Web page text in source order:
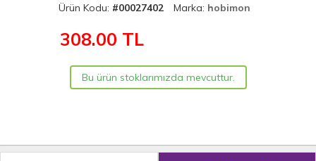
Ürün Kodu: #00027402 Marka: hobimon
308.00 TL
Bu ürün stoklarımızda mevcuttur.